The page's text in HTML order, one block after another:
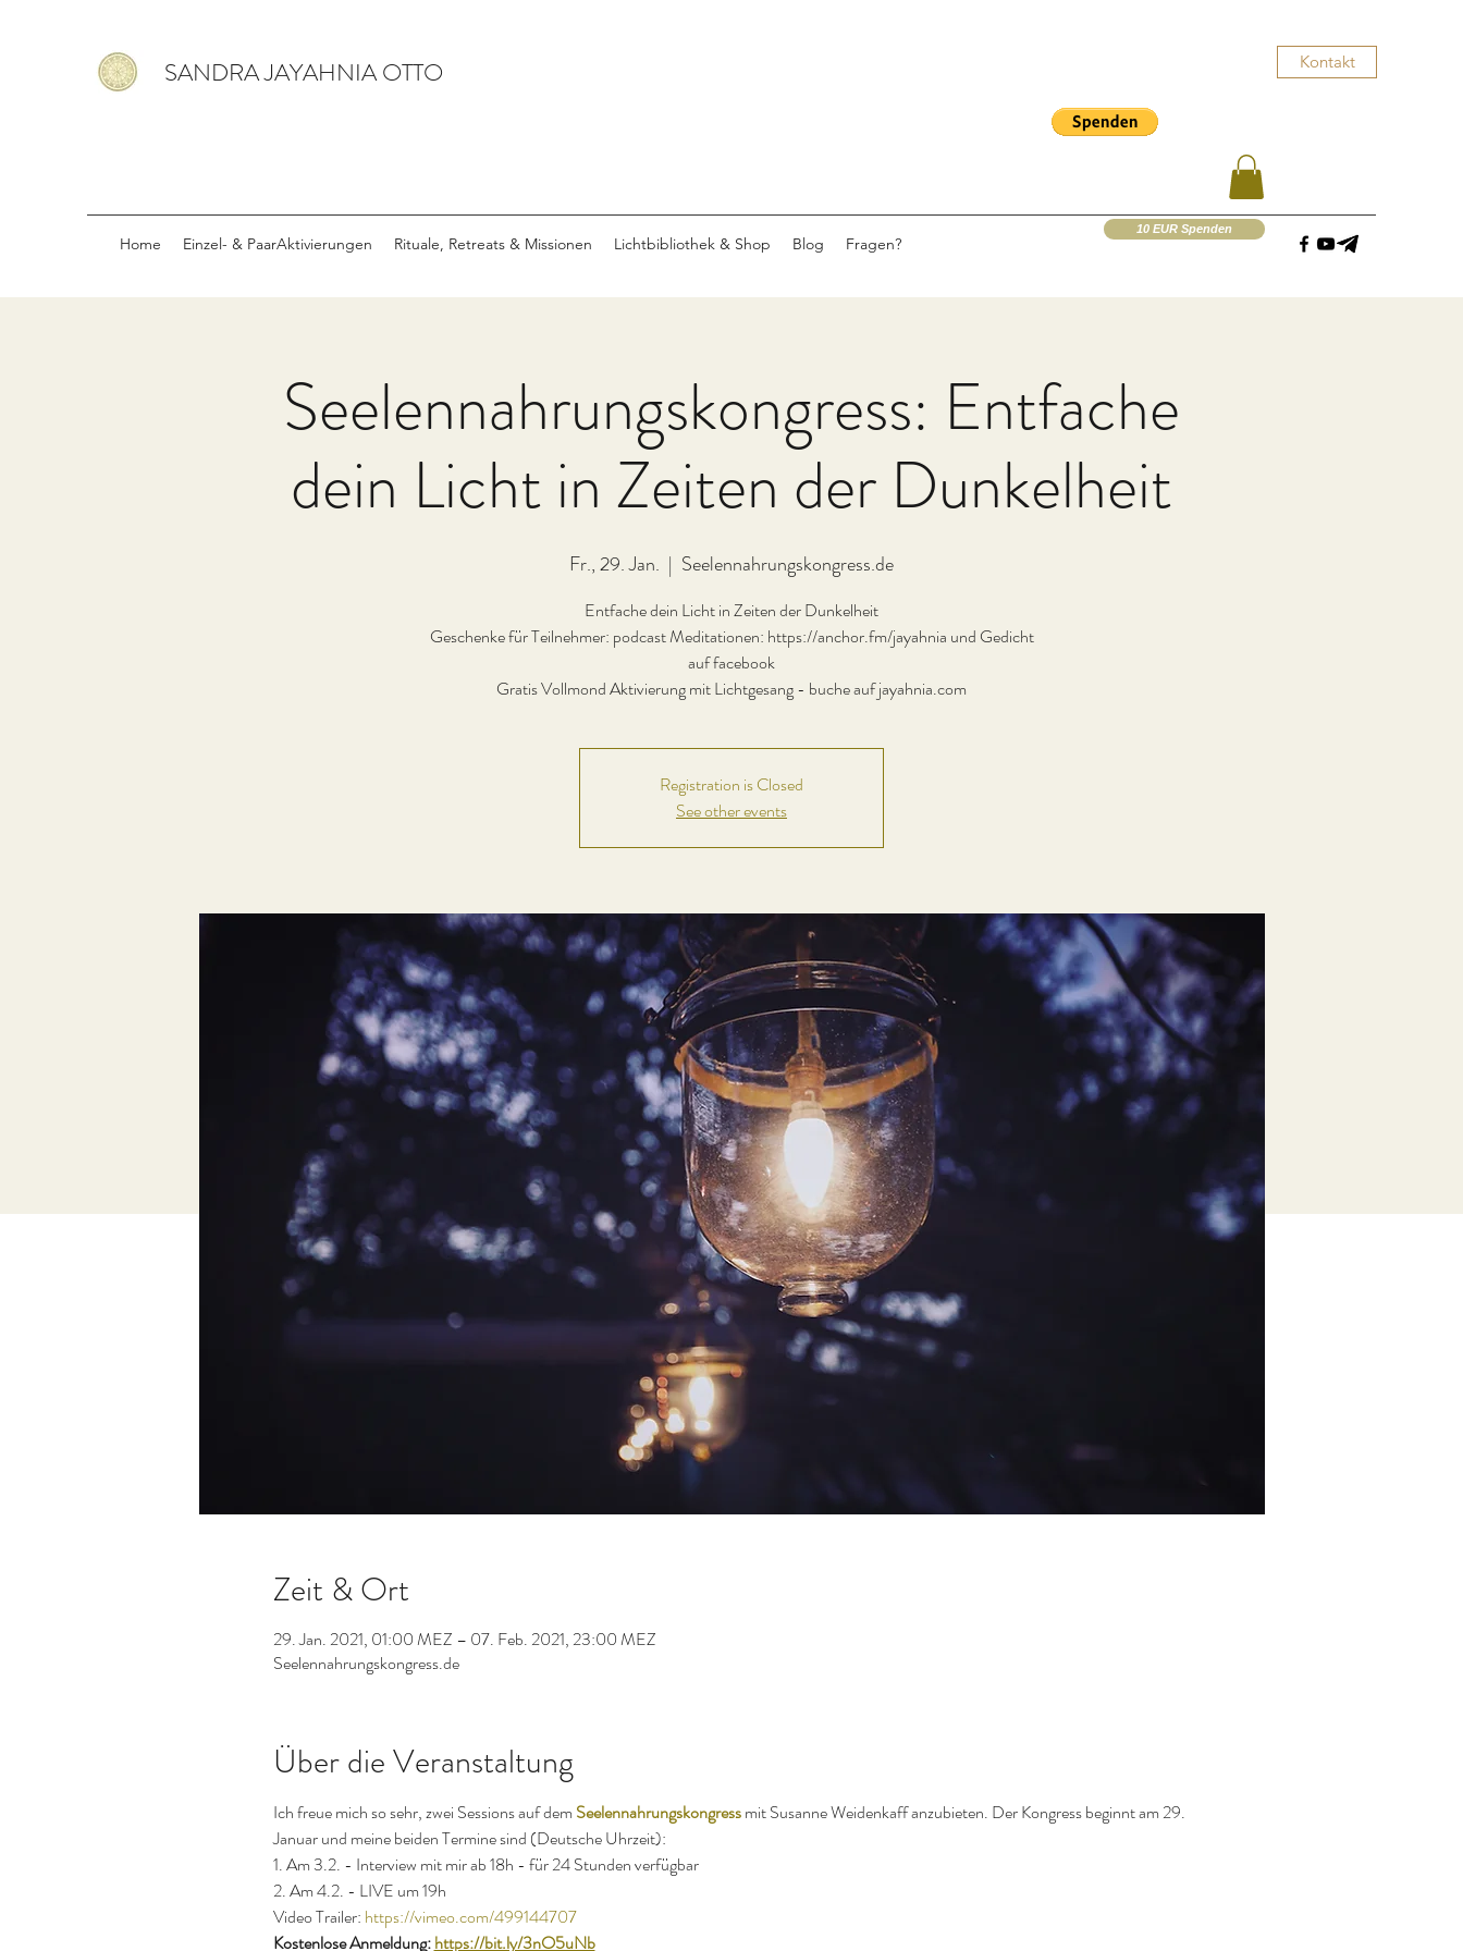
SANDRA JAYAHNIA OTTO Kontakt
Home Einzel- & PaarAktivierungen Rituale, Retreats & Missionen Lichtbibliothek & Shop Blog Fragen?
Seelennahrungskongress: Entfache
dein Licht in Zeiten der Dunkelheit
Fr., 29. Jan.
  |
Seelennahrungskongress.de
Entfache dein Licht in Zeiten der Dunkelheit
Geschenke für Teilnehmer: podcast Meditationen: https://anchor.fm/jayahnia und Gedicht
auf facebook
Gratis Vollmond Aktivierung mit Lichtgesang - buche auf jayahnia.com
Registration is Closed
See other events
Zeit & Ort
29. Jan. 2021, 01:00 MEZ – 07. Feb. 2021, 23:00 MEZ
Seelennahrungskongress.de
Über die Veranstaltung
Ich freue mich so sehr, zwei Sessions auf dem Seelennahrungskongressmit Susanne Weidenkaff anzubieten. Der Kongress beginnt am 29.
Januar und meine beiden Termine sind (Deutsche Uhrzeit):
1. Am 3.2. - Interview mit mir ab 18h - für 24 Stunden verfügbar
2. Am 4.2. - LIVE um 19h
Video Trailer: https://vimeo.com/499144707
Kostenlose Anmeldung: https://bit.ly/3nO5uNb
10 EUR Spenden